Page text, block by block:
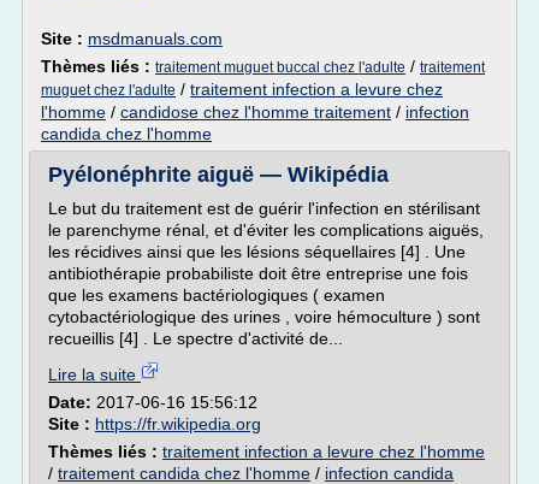
Site : msdmanuals.com
Thèmes liés : traitement muguet buccal chez l'adulte / traitement
muguet chez l'adulte / traitement infection a levure chez
l'homme / candidose chez l'homme traitement / infection
candida chez l'homme
Pyélonéphrite aiguë — Wikipédia
Le but du traitement est de guérir l'infection en stérilisant
le parenchyme rénal, et d'éviter les complications aiguës,
les récidives ainsi que les lésions séquellaires [4] . Une
antibiothérapie probabiliste doit être entreprise une fois
que les examens bactériologiques ( examen
cytobactériologique des urines , voire hémoculture ) sont
recueillis [4] . Le spectre d'activité de...
Lire la suite
Date: 2017-06-16 15:56:12
Site : https://fr.wikipedia.org
Thèmes liés : traitement infection a levure chez l'homme
/ traitement candida chez l'homme / infection candida